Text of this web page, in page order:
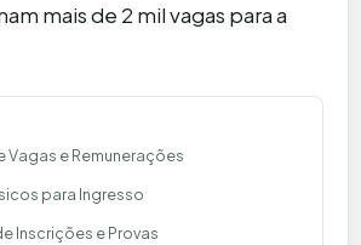
mais de 2 mil vagas para a
Vagas e Remunerações
para Ingresso
Inscrições e Provas